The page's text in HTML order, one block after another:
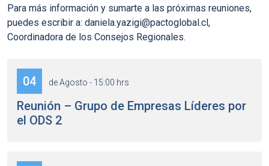
Para más información y sumarte a las próximas reuniones,
puedes escribir a: daniela.yazigi@pactoglobal.cl,
Coordinadora de los Consejos Regionales.
04 de Agosto - 15:00 hrs
Reunión – Grupo de Empresas Líderes por
el ODS 2